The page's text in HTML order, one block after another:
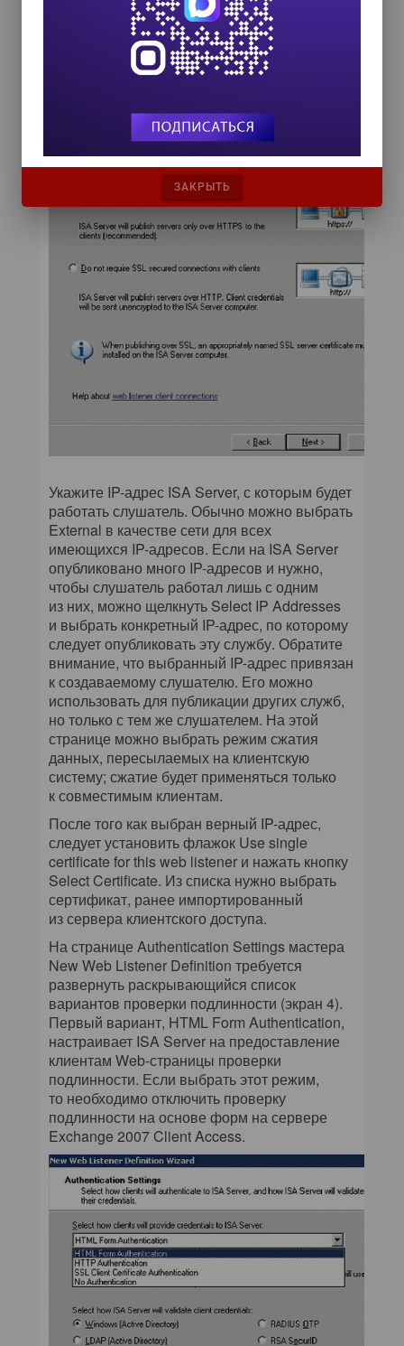
Web Listener мастера New Exchange
Publishing Rule, чтобы запустить мастер New
Web Listener Definition, и введите имя
слушателя. Установите режим обязательного
Укажите IP-адрес ISA Server, с которым будет
работать слушатель. Обычно можно выбрать
External в качестве сети для всех
имеющихся IP-адресов. Если на ISA Server
опубликовано много IP-адресов и нужно,
чтобы слушатель работал лишь с одним
из них, можно щелкнуть Select IP Addresses
и выбрать конкретный IP-адрес, по которому
следует опубликовать эту службу. Обратите
внимание, что выбранный IP-адрес привязан
к создаваемому слушателю. Его можно
использовать для публикации других служб,
но только с тем же слушателем. На этой
странице можно выбрать режим сжатия
данных, пересылаемых на клиентскую
систему; сжатие будет применяться только
к совместимым клиентам.
После того как выбран верный IP-адрес,
следует установить флажок Use single
certificate for this web listener и нажать кнопку
Select Certificate. Из списка нужно выбрать
сертификат, ранее импортированный
из сервера клиентского доступа.
На странице Authentication Settings мастера
New Web Listener Definition требуется
развернуть раскрывающийся список
вариантов проверки подлинности (экран 4).
Первый вариант, HTML Form Authentication,
настраивает ISA Server на предоставление
клиентам Web-страницы проверки
подлинности. Если выбрать этот режим,
то необходимо отключить проверку
подлинности на основе форм на сервере
Exchange 2007 Client Access.
ЗАКРЫТЬ